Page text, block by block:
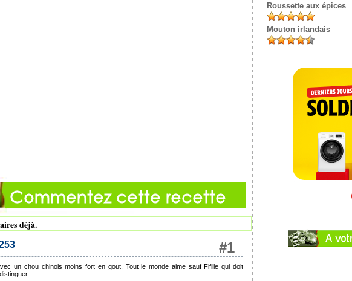
déjà.
#1
un chou chinois moins fort en gout. Tout le monde aime sauf Fifille qui doit
…
Roussette aux épices
Mouton irlandais